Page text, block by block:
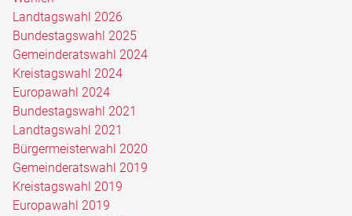
Landtagswahl 2026
Bundestagswahl 2025
Gemeinderatswahl 2024
Kreistagswahl 2024
Europawahl 2024
Bundestagswahl 2021
Landtagswahl 2021
Bürgermeisterwahl 2020
Gemeinderatswahl 2019
Kreistagswahl 2019
Europawahl 2019